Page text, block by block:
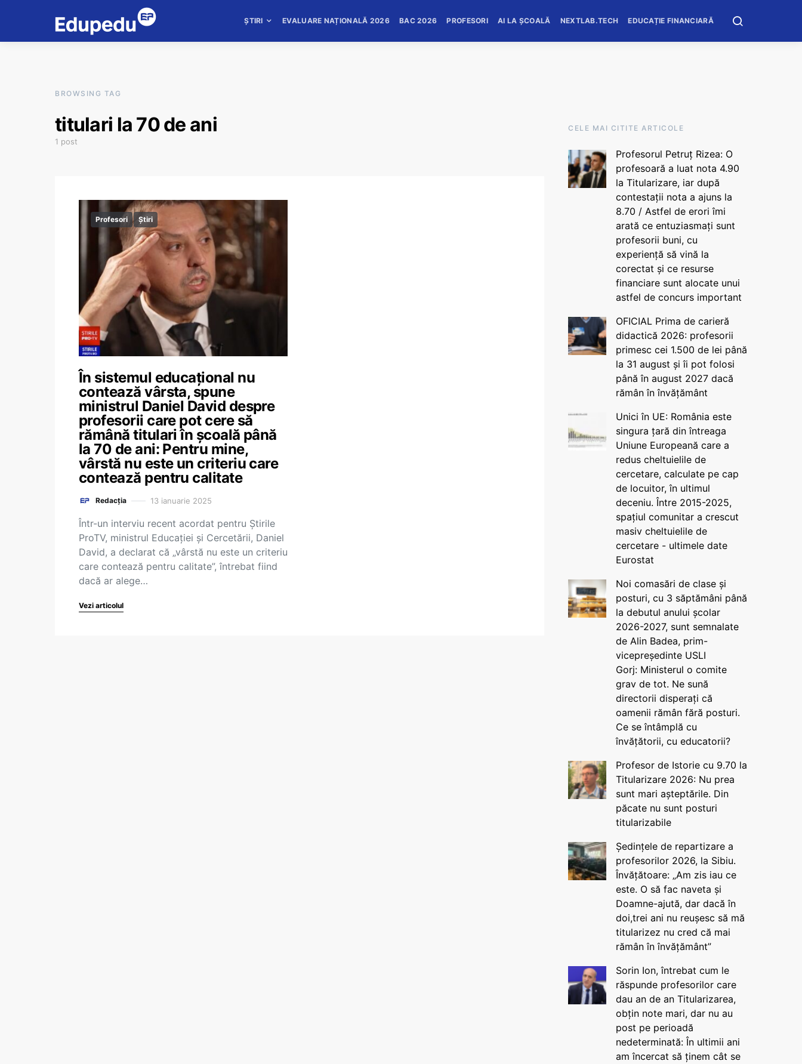
ȘTIRI EVALUARE NAȚIONALĂ 2026 BAC 2026 PROFESORI AI LA ȘCOALĂ NEXTLAB.TECH EDUCAȚIE FINANCIARĂ
BROWSING TAG
titulari la 70 de ani
1 post
Profesori Știri
În sistemul educațional nu
contează vârsta, spune
ministrul Daniel David despre
profesorii care pot cere să
rămână titulari în școală până
la 70 de ani: Pentru mine,
vârstă nu este un criteriu care
contează pentru calitate
Redacția 13 ianuarie 2025
Într-un interviu recent acordat pentru Știrile
ProTV, ministrul Educației și Cercetării, Daniel
David, a declarat că „vârstă nu este un criteriu
care contează pentru calitate”, întrebat fiind
dacă ar alege…
Vezi articolul
CELE MAI CITITE ARTICOLE
Profesorul Petruț Rizea: O
profesoară a luat nota 4.90
la Titularizare, iar după
contestații nota a ajuns la
8.70 / Astfel de erori îmi
arată ce entuziasmați sunt
profesorii buni, cu
experiență să vină la
corectat și ce resurse
financiare sunt alocate unui
astfel de concurs important
OFICIAL Prima de carieră
didactică 2026: profesorii
primesc cei 1.500 de lei până
la 31 august și îi pot folosi
până în august 2027 dacă
rămân în învățământ
Unici în UE: România este
singura țară din întreaga
Uniune Europeană care a
redus cheltuielile de
cercetare, calculate pe cap
de locuitor, în ultimul
deceniu. Între 2015-2025,
spațiul comunitar a crescut
masiv cheltuielile de
cercetare - ultimele date
Eurostat
Noi comasări de clase și
posturi, cu 3 săptămâni până
la debutul anului școlar
2026-2027, sunt semnalate
de Alin Badea, prim-
vicepreședinte USLI
Gorj: Ministerul o comite
grav de tot. Ne sună
directorii disperați că
oamenii rămân fără posturi.
Ce se întâmplă cu
învățătorii, cu educatorii?
Profesor de Istorie cu 9.70 la
Titularizare 2026: Nu prea
sunt mari așteptările. Din
păcate nu sunt posturi
titularizabile
Ședințele de repartizare a
profesorilor 2026, la Sibiu.
Învățătoare: „Am zis iau ce
este. O să fac naveta și
Doamne-ajută, dar dacă în
doi,trei ani nu reușesc să mă
titularizez nu cred că mai
rămân în învățământ”
Sorin Ion, întrebat cum le
răspunde profesorilor care
dau an de an Titularizarea,
obțin note mari, dar nu au
post pe perioadă
nedeterminată: În ultimii ani
am încercat să ținem cât se